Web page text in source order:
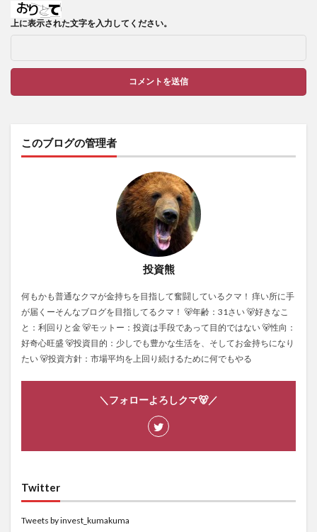
上に表示された文字を入力してください。
このブログの管理者
投資熊
何もかも普通なクマが金持ちを目指して奮闘しているクマ！ 痒い所に手
が届くーそんなブログを目指してるクマ！ 🐻年齢：31さい 🐻好きなこ
と：利回りと金 🐻モットー：投資は手段であって目的ではない 🐻性向：
好奇心旺盛 🐻投資目的：少しでも豊かな生活を、そしてお金持ちになり
たい 🐻投資方針：市場平均を上回り続けるために何でもやる
＼フォローよろしクマ🐻／
Twitter
Tweets by invest_kumakuma